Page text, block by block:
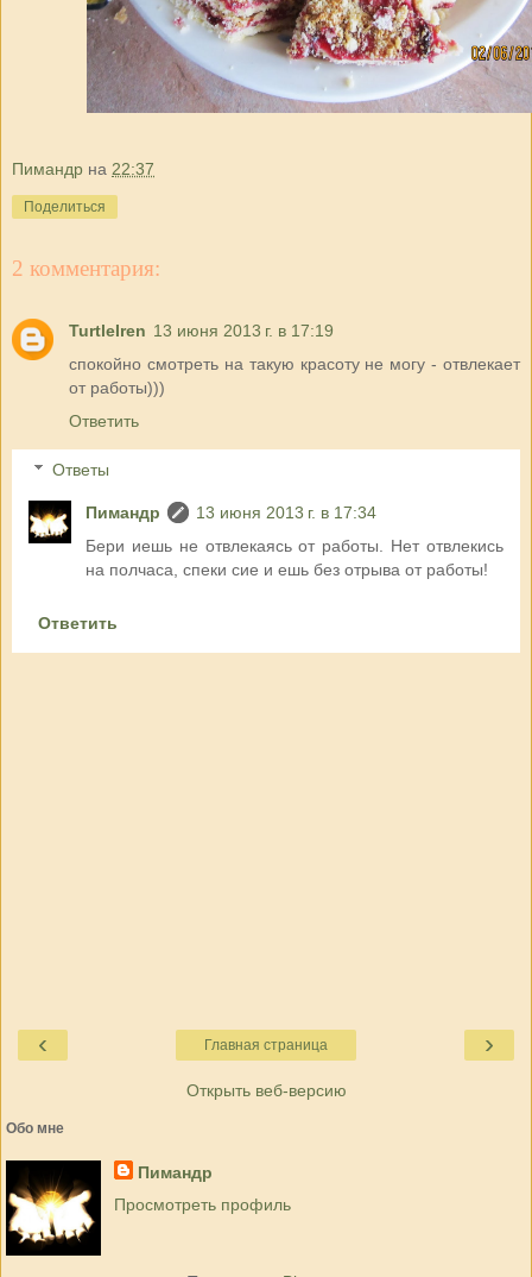
Пимандр на 22:37
Поделиться
2 комментария:
TurtleIren 13 июня 2013 г. в 17:19
спокойно смотреть на такую красоту не могу - отвлекает
от работы)))
Ответить
Ответы
Пимандр
13 июня 2013 г. в 17:34
Бери иешь не отвлекаясь от работы. Нет отвлекись
на полчаса, спеки сие и ешь без отрыва от работы!
Ответить
‹ ›
Главная страница
Открыть веб-версию
Обо мне
Пимандр
Просмотреть профиль